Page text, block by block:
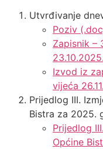
Utvrđivanje
Poziv
Zapisnik –
23.10.2025.
Izvod iz
vijeća
Prijedlog III.
Bistra za 2025.
Prijedlog
Općine